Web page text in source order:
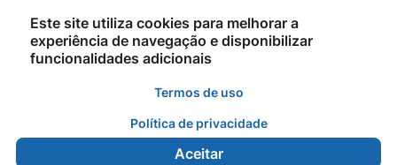
Acessar E-mails Institucionais
Av. Brasil nº 119 Bairro Jardim Celeste -
©2026 - Prefeitura Municipal de Cáceres - Todos os
Este site utiliza cookies para melhorar a
experiência de navegação e disponibilizar
funcionalidades adicionais
Termos de uso
Política de privacidade
Aceitar